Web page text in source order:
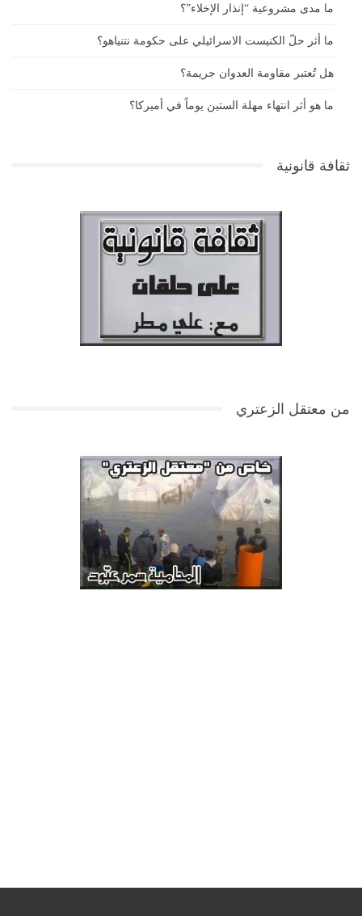
ما مدى مشروعية “إنذار الإخلاء”؟
ما أثر حلّ الكنيست الاسرائيلي على حكومة نتنياهو؟
هل تُعتبر مقاومة العدوان جريمة؟
ما هو أثر انتهاء مهلة الستين يوماً في أميركا؟
ثقافة قانونية
من معتقل الزعتري